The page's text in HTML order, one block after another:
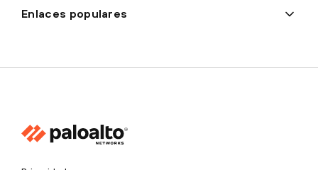
Enlaces populares